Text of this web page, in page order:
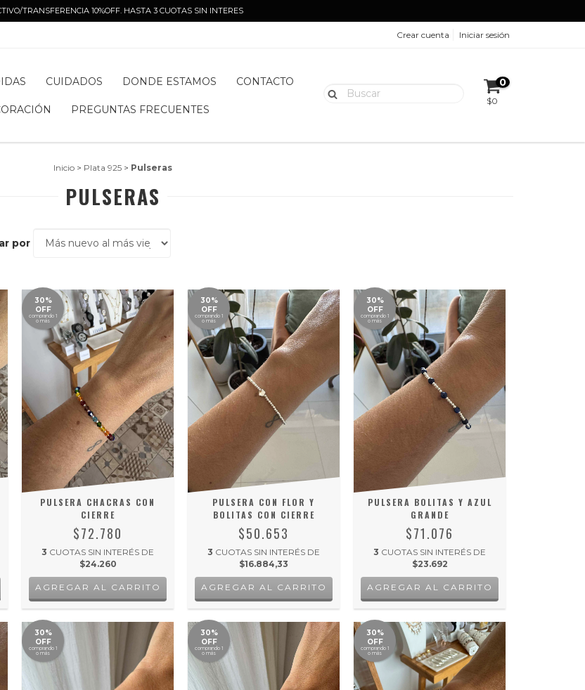
TRANSFERENCIA 10%OFF. HASTA 3 CUOTAS SIN INTERES
Crear cuenta Iniciar sesión
CUIDADOS DONDE ESTAMOS CONTACTO
PREGUNTAS FRECUENTES
0
$0
Inicio > Plata 925 > Pulseras
PULSERAS
por
30%
OFF
comprando 1
o más
PULSERA CHACRAS CON
CIERRE
$72.780
3 CUOTAS SIN INTERÉS DE
$24.260
30%
OFF
comprando 1
o más
PULSERA CON FLOR Y
BOLITAS CON CIERRE
$50.653
3 CUOTAS SIN INTERÉS DE
$16.884,33
30%
OFF
comprando 1
o más
PULSERA BOLITAS Y AZUL
GRANDE
$71.076
3 CUOTAS SIN INTERÉS DE
$23.692
30%
OFF
comprando 1
o más
30%
OFF
comprando 1
o más
30%
OFF
comprando 1
o más